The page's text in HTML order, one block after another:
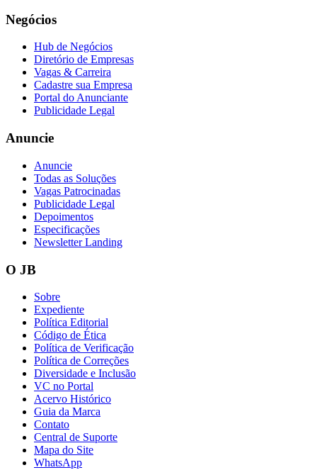
Negócios
Hub de Negócios
Diretório de Empresas
Vagas & Carreira
Cadastre sua Empresa
Portal do Anunciante
Publicidade Legal
Anuncie
Anuncie
Todas as Soluções
Vagas Patrocinadas
Publicidade Legal
Depoimentos
Especificações
Newsletter Landing
O JB
Sobre
Expediente
Política Editorial
Código de Ética
Política de Verificação
Política de Correções
Diversidade e Inclusão
VC no Portal
Acervo Histórico
Guia da Marca
Contato
Central de Suporte
Mapa do Site
WhatsApp